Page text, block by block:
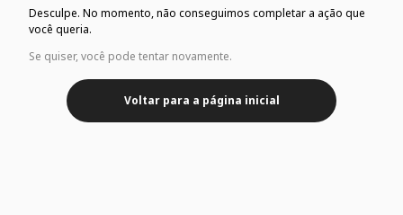
Desculpe. No momento, não conseguimos completar a ação que
você queria.
Se quiser, você pode tentar novamente.
Voltar para a página inicial